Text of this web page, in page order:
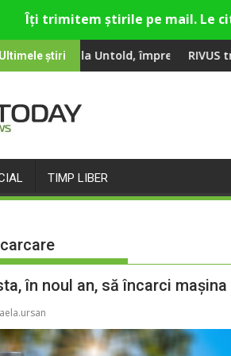
Ultimele știriromâni parteneri, în premieră la
împreună cu Sting
RIVUS transformă fosta
TIMP LIBER
în noul an, să încarci